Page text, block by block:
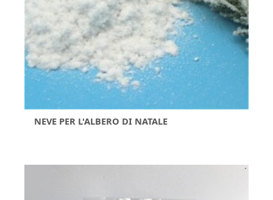
NEVE PER L'ALBERO DI NATALE